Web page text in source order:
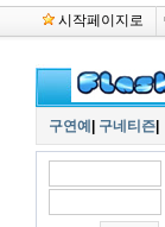
시작페이지로
구연예 구네티즌